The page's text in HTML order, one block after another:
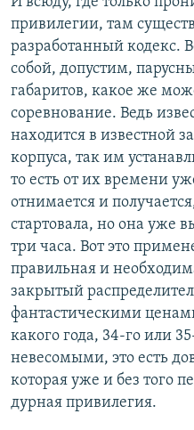
привилегии, там
разработанный кодекс.
собой, допустим,
габаритов, какое же
соревнование. Ведь
находится в известной
корпуса, так им
то есть от их времени
отнимается и
стартовала, но она уже
три часа. Вот это
правильная и
закрытый
фантастическими
какого года, 34-го или
невесомыми, это есть
которая уже и без того
дурная привилегия.